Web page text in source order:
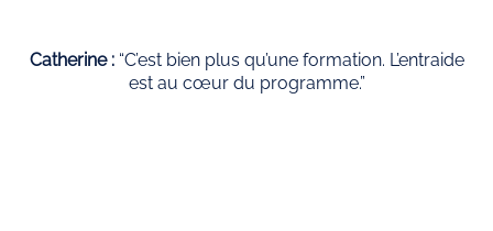
Catherine :“C’est bien plus qu’une formation. L’entraide
est au cœur du programme.”